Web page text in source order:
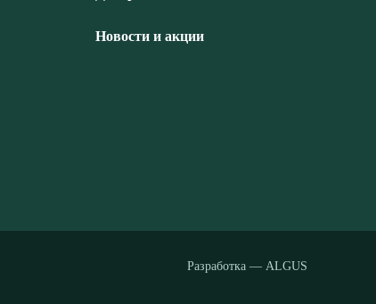
Новости и акции
Разработка — ALGUS